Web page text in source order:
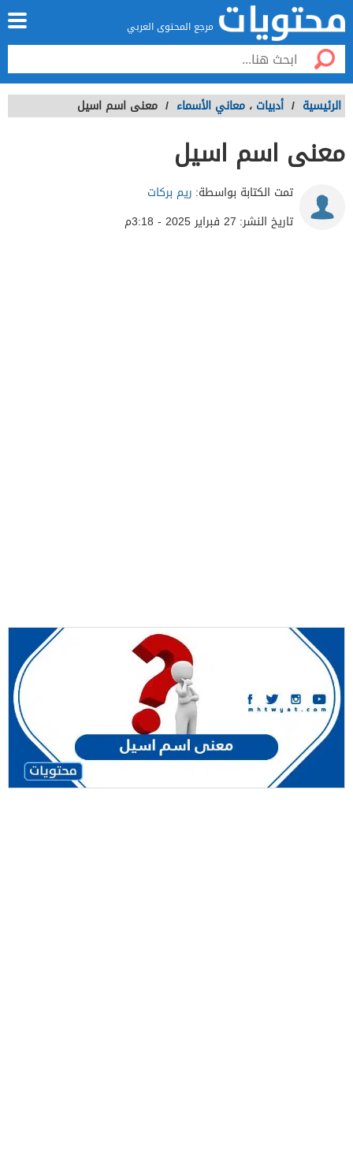
مرجع المحتوى العربي
الرئيسية / أدبيات ، معاني الأسماء / معنى اسم اسيل
معنى اسم اسيل
تمت الكتابة بواسطة: ريم بركات
تاريخ النشر: 27 فبراير 2025 - 3:18م